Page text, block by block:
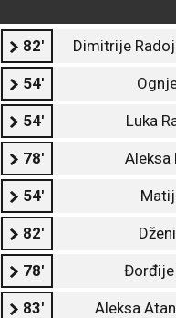
82'
Dimitrije
54'
54' Luka
78' Aleksa
54'
82'
78' Đorđije
83' Aleksa